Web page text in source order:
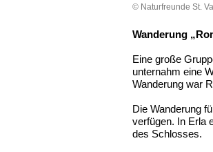
© Naturfreunde St.
Wanderung
Eine große
unternahm eine
Wanderung war
Die Wanderung
verfügen. In Erla
des Schlosses.